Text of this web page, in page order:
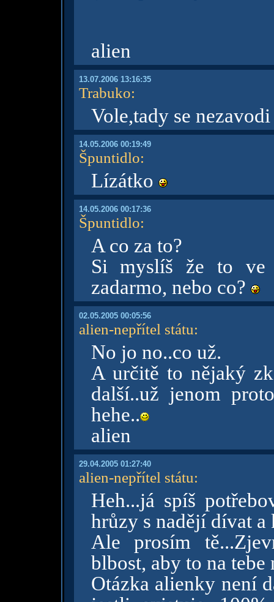
alien
13.07.2006 13:16:35
Trabuko:
Vole,tady se
14.05.2006 00:19:49
Špuntidlo:
Lízátko
14.05.2006 00:17:36
Špuntidlo:
A co za to?
Si myslíš že to ve
zadarmo, nebo co?
02.05.2005 00:05:56
alien-nepřítel státu:
No jo no..co už.
A určitě to nějaký
další..už jenom
hehe..
alien
29.04.2005 01:27:40
alien-nepřítel státu:
Heh...já spíš
hrůzy s nadějí dívat a
Ale prosím
blbost, aby to na
Otázka alienky není